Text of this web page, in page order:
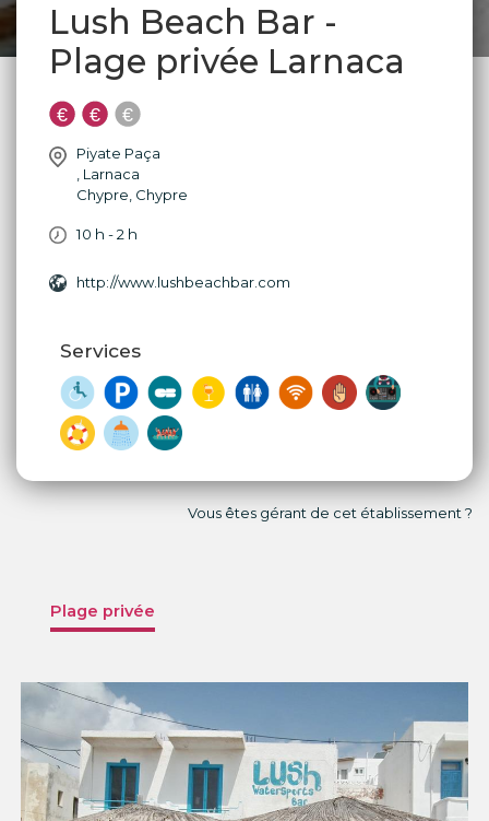
Lush Beach Bar -
Plage privée Larnaca
Piyate Paça
, Larnaca
Chypre, Chypre
10 h - 2 h
http://www.lushbeachbar.com
Services
Vous êtes gérant de cet établissement ?
Plage privée